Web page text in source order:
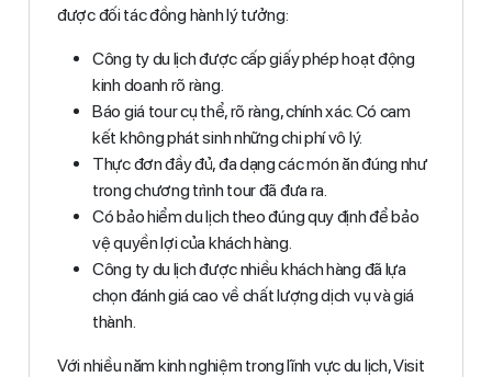
được đối tác đồng hành lý tưởng:
Công ty du lịch được cấp giấy phép hoạt động
kinh doanh rõ ràng.
Báo giá tour cụ thể, rõ ràng, chính xác. Có cam
kết không phát sinh những chi phí vô lý.
Thực đơn đầy đủ, đa dạng các món ăn đúng như
trong chương trình tour đã đưa ra.
Có bảo hiểm du lịch theo đúng quy định để bảo
vệ quyền lợi của khách hàng.
Công ty du lịch được nhiều khách hàng đã lựa
chọn đánh giá cao về chất lượng dịch vụ và giá
thành.
Với nhiều năm kinh nghiệm trong lĩnh vực du lịch, Visit